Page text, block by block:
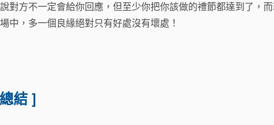
對方不一定會給你回應，但至少你把你該做的禮節都達到了，
中，多一個良緣絕對只有好處沒有壞處！
結 ]